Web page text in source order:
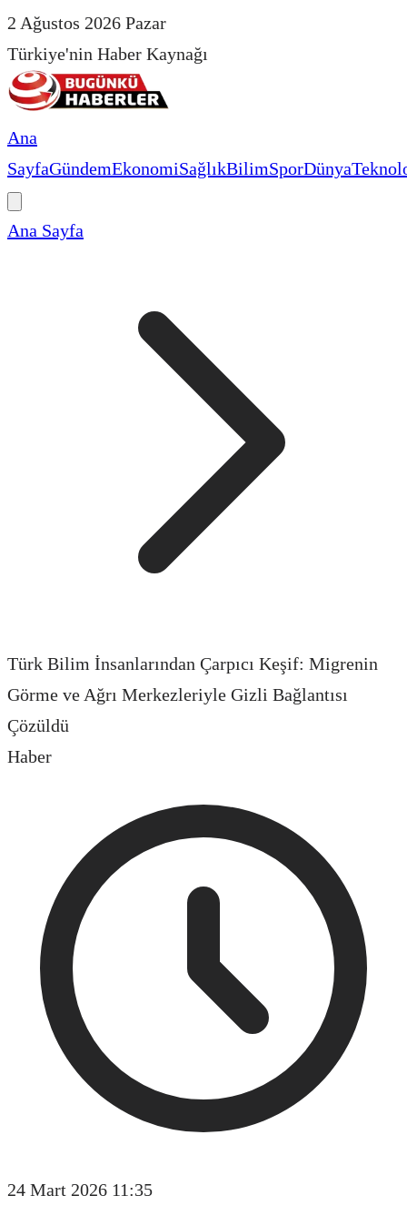
2 Ağustos 2026 Pazar
Türkiye'nin Haber Kaynağı
Ana
SayfaGündemEkonomiSağlıkBilimSporDünya
Ana Sayfa
Türk Bilim İnsanlarından Çarpıcı Keşif: Migrenin
Görme ve Ağrı Merkezleriyle Gizli Bağlantısı
Çözüldü
Haber
24 Mart 2026 11:35